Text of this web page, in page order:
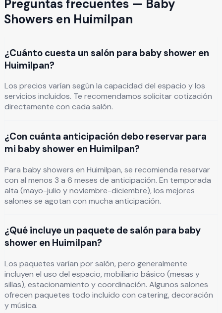
Preguntas frecuentes — Baby
Showers en Huimilpan
¿Cuánto cuesta un salón para baby shower en
Huimilpan?
Los precios varían según la capacidad del espacio y los
servicios incluidos. Te recomendamos solicitar cotización
directamente con cada salón.
¿Con cuánta anticipación debo reservar para
mi baby shower en Huimilpan?
Para baby showers en Huimilpan, se recomienda reservar
con al menos 3 a 6 meses de anticipación. En temporada
alta (mayo-julio y noviembre-diciembre), los mejores
salones se agotan con mucha anticipación.
¿Qué incluye un paquete de salón para baby
shower en Huimilpan?
Los paquetes varían por salón, pero generalmente
incluyen el uso del espacio, mobiliario básico (mesas y
sillas), estacionamiento y coordinación. Algunos salones
ofrecen paquetes todo incluido con catering, decoración
y música.